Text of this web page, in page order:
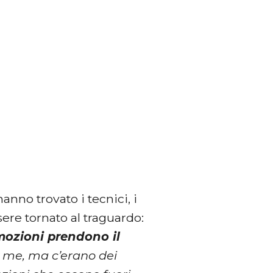
trovato i tecnici, i
tornato al traguardo:
prendono il
ma c’erano dei